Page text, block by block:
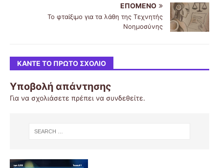
ΕΠΌΜΕΝΟ
Το φταίξιμο για τα λάθη της Τεχνητής
Νοημοσύνης
ΚΆΝΤΕ ΤΟ ΠΡΏΤΟ ΣΧΌΛΙΟ
Υποβολή απάντησης
Για να σχολιάσετε πρέπει να συνδεθείτε.